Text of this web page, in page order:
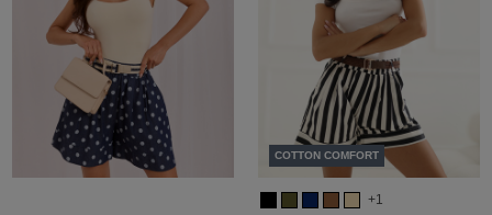
COTTON COMFORT
+1